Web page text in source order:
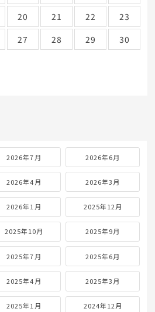
20 21 22
23
27 28 29
30
2026年7月 2026年6月
2026年4月 2026年3月
2026年1月 2025年12月
2025年10月 2025年9月
2025年7月 2025年6月
2025年4月 2025年3月
2025年1月 2024年12月